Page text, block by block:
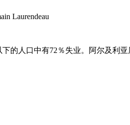
Laurendeau
人口中有72％失业。阿尔及利